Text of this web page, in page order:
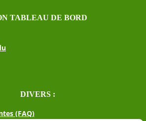
TABLEAU DE BORD
DIVERS :
(FAQ)